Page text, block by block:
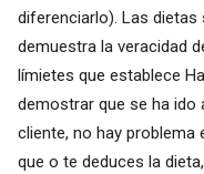
diferenciarlo). Las dietas
demuestra la veracidad
límietes que establece
demostrar que se ha ido
cliente, no hay problema
que o te deduces la